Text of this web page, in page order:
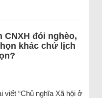
CNXH đói nghèo,
khác chứ lịch
viết “Chủ nghĩa Xã hội ở